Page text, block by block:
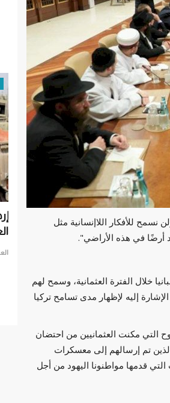
للأفكار اللاإنسانية مثل
أرضًا في هذه الأراضي".
خلال الفترة العثمانية، وسمح لهم
إليه لإظهار مدى تسامح تركيا
"نحن أمة رحبت باليهود الذين فروا من محاكم التفتيش عام 1492. الروح التي مكنت العثمانيين من احتضان
الذين تم إرسالهم إلى معسكرات
قدمها مواطنونا اليهود من أجل
البحر الأحمر.. كيف هدد الملاحة